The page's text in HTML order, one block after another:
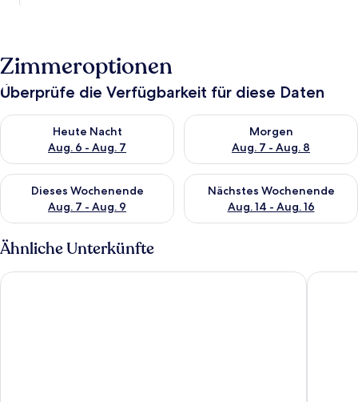
Zimmeroptionen
Überprüfe die Verfügbarkeit für diese Daten
Heute Nacht
Aug. 6 - Aug. 7
Überprüfe die Verfügbarkeit für heute Nacht, Aug. 6 - Aug. 7.
Morgen
Aug. 7 - Aug. 8
Überprüfe die Verfügbarkeit
Dieses Wochenende
Aug. 7 - Aug. 9
Überprüfe die Verfügbarkeit für dieses Wochenende, Aug. 7
Nächstes Wochenende
Aug. 14 - Aug. 16
Überprüfe die Verfügbarkeit
Ähnliche Unterkünfte
Holiday Inn Express Xiamen Lushan by IHG Hilton